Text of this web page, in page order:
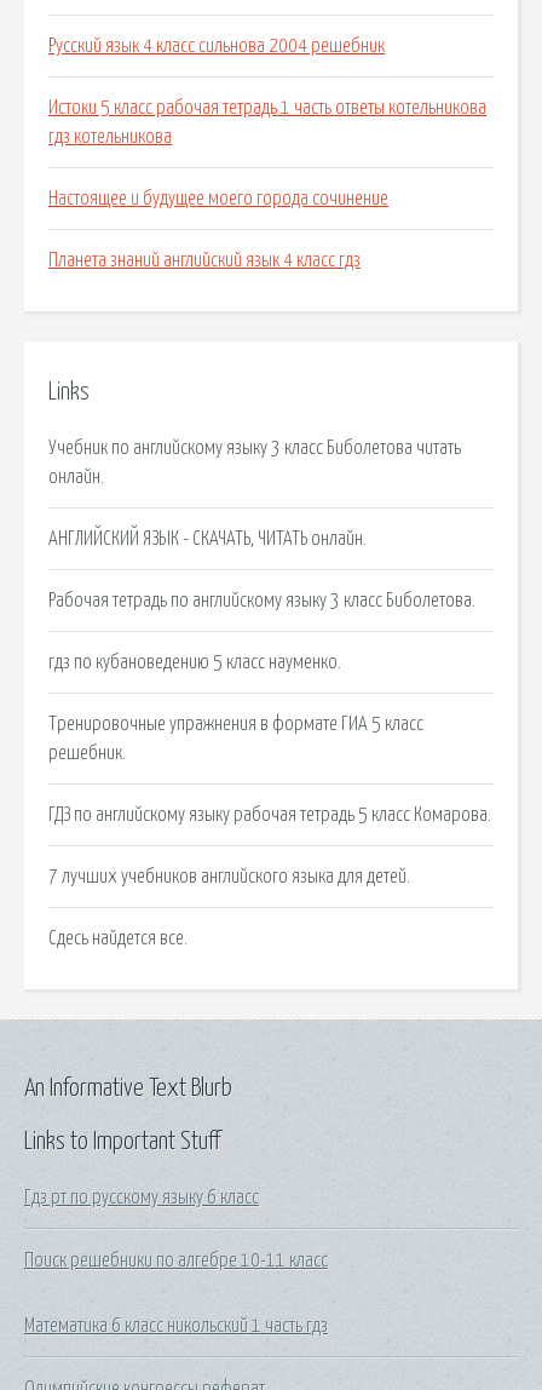
Русский язык 4 класс сильнова 2004 решебник
Истоки 5 класс рабочая тетрадь 1 часть ответы котельникова
гдз котельникова
Настоящее и будущее моего города сочинение
Планета знаний английский язык 4 класс гдз
Links
Учебник по английскому языку 3 класс Биболетова читать
онлайн.
АНГЛИЙСКИЙ ЯЗЫК - СКАЧАТЬ, ЧИТАТЬ онлайн.
Рабочая тетрадь по английскому языку 3 класс Биболетова.
гдз по кубановедению 5 класс науменко.
Тренировочные упражнения в формате ГИА 5 класс
решебник.
ГДЗ по английскому языку рабочая тетрадь 5 класс Комарова.
7 лучших учебников английского языка для детей.
Сдесь найдется все.
Links to Important Stuff
Гдз рт по русскому языку 6 класс
Поиск решебники по алгебре 10-11 класс
Математика 6 класс никольский 1 часть гдз
An Informative Text Blurb